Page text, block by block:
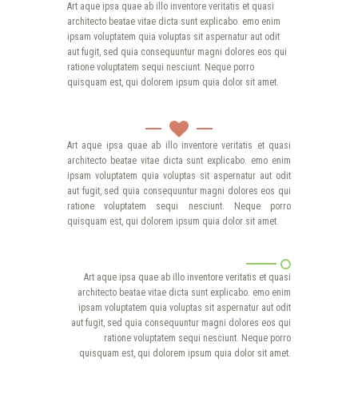
Art aque ipsa quae ab illo inventore veritatis et quasi
architecto beatae vitae dicta sunt explicabo. emo enim
ipsam voluptatem quia voluptas sit aspernatur aut odit
aut fugit, sed quia consequuntur magni dolores eos qui
ratione voluptatem sequi nesciunt. Neque porro
quisquam est, qui dolorem ipsum quia dolor sit amet.
Art aque ipsa quae ab illo inventore veritatis et quasi
architecto beatae vitae dicta sunt explicabo. emo enim
ipsam voluptatem quia voluptas sit aspernatur aut odit
aut fugit, sed quia consequuntur magni dolores eos qui
ratione voluptatem sequi nesciunt. Neque porro
quisquam est, qui dolorem ipsum quia dolor sit amet.
Art aque ipsa quae ab illo inventore veritatis et quasi
architecto beatae vitae dicta sunt explicabo. emo enim
ipsam voluptatem quia voluptas sit aspernatur aut odit
aut fugit, sed quia consequuntur magni dolores eos qui
ratione voluptatem sequi nesciunt. Neque porro
quisquam est, qui dolorem ipsum quia dolor sit amet.